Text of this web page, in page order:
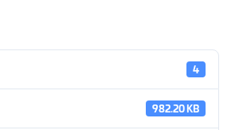
4
982.20 KB